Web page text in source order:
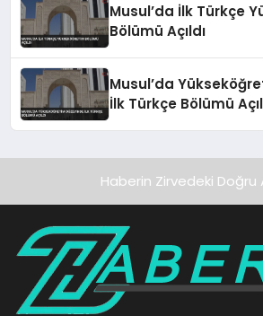
Musul’da İlk Türkçe
Bölümü Açıldı
Musul’da
İlk Türkçe Bölümü
Haberin Zirvedeki Doğru